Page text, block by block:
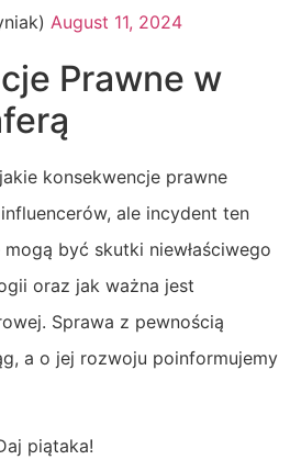
August 11, 2024
Prawne w
konsekwencje prawne
ale incydent ten
być skutki niewłaściwego
oraz jak ważna jest
Sprawa z pewnością
a o jej rozwoju poinformujemy
piątaka!